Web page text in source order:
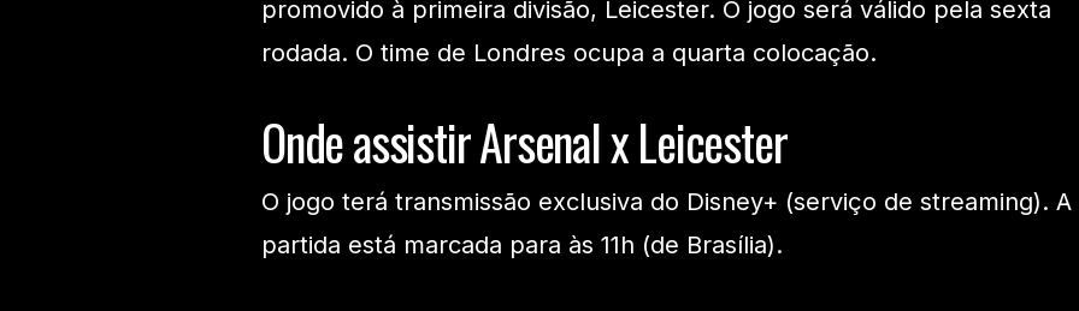
promovido à primeira divisão, Leicester. O jogo será válido pela sexta
rodada. O time de Londres ocupa a quarta colocação.
Onde assistir Arsenal x Leicester
O jogo terá transmissão exclusiva do Disney+ (serviço de streaming). A
partida está marcada para às 11h (de Brasília).